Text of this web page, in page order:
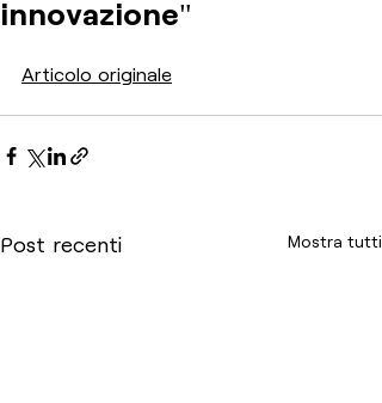
innovazione"
Articolo originale
Post recenti Mostra tutti